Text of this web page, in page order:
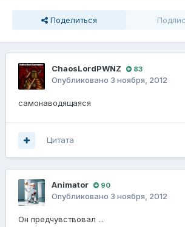
Поделиться
ChaosLordPWNZ 83
Опубликовано 3 ноября, 2012
самонаводящаяся
Цитата
Animator 90
Опубликовано 3 ноября, 2012
Он предчувствовал ...